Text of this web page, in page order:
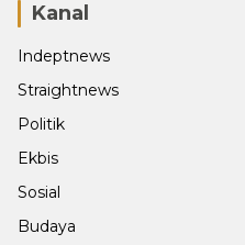
Kanal
Indeptnews
Straightnews
Politik
Ekbis
Sosial
Budaya